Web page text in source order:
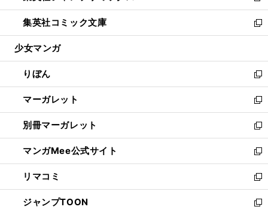
開
く
ウ
で
開
ン
ド
ウ
開
く
ウ
ィ
ン
ウ
で
開
く
し
い
ウ
ン
ド
ウ
で
開
く
集英社コミック文庫
新
し
ウ
ィ
ン
ド
ウ
で
開
く
少女マンガ
りぼん
新
し
い
ウ
ィ
ン
ド
ウ
で
開
く
マーガレット
新
し
い
ウ
ィ
ン
ド
ウ
で
別冊マーガレット
新
し
い
ウ
ィ
ン
ド
マンガMee公式サイト
新
し
い
ウ
ィ
リマコミ
新
し
い
ジャンプTOON
新